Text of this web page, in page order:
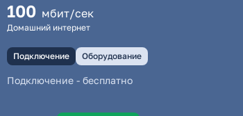
100 мбит/сек
Домашний интернет
Подключение Оборудование
Подключение- бесплатно